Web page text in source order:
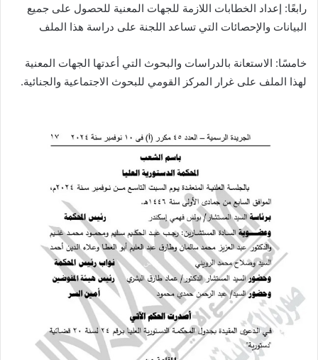
رابعًا: إعداد الخطابات اللازمة للجهات المعنية للحصول على جميع
البيانات والإحصائات التي تساعد اللجنة على دراسة هذا الملف
خامسًا: الاستعانة بالدراسات والبحوث التي أعدتها الجهات المعنية
لهذا الملف على غرار المركز القومي للبحوث الاجتماعية والجنائية.